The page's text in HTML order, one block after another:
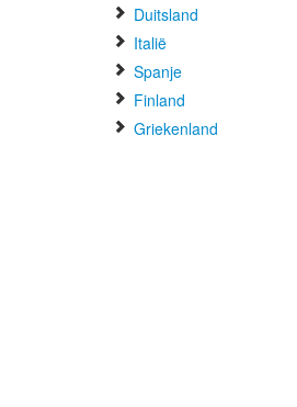
Duitsland
Italië
Spanje
Finland
Griekenland